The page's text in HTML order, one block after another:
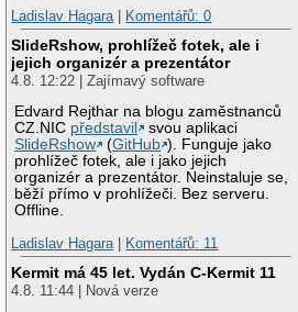
Ladislav Hagara| Komentářů: 0
SlideRshow, prohlížeč fotek, ale i
jejich organizér a prezentátor
4.8. 12:22 | Zajímavý software
Edvard Rejthar na blogu zaměstnanců
CZ.NIC představil
svou aplikaci
SlideRshow
(GitHub ). Funguje jako
prohlížeč fotek, ale i jako jejich
organizér a prezentátor. Neinstaluje se,
běží přímo v prohlížeči. Bez serveru.
Offline.
Ladislav Hagara| Komentářů: 11
Kermit má 45 let. Vydán C-Kermit 11
4.8. 11:44 | Nová verze